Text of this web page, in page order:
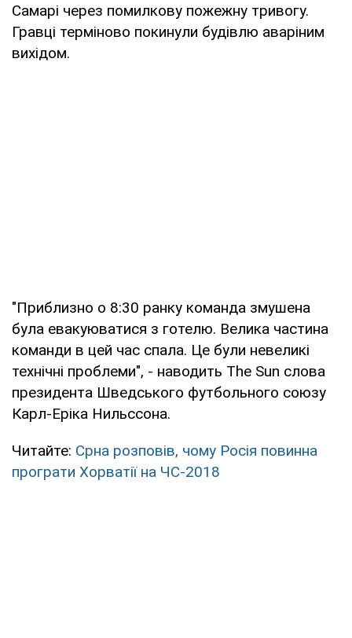
Самарі через помилкову пожежну тривогу.
Гравці терміново покинули будівлю аварiним
вихiдом.
"Приблизно о 8:30 ранку команда змушена
була евакуюватися з готелю. Велика частина
команди в цей час спала. Це були невеликі
технічні проблеми", - наводить The Sun слова
президента Шведського футбольного союзу
Карл-Еріка Нильссона.
Читайте: Срна розповів, чому Росія повинна
програти Хорватії на ЧС-2018